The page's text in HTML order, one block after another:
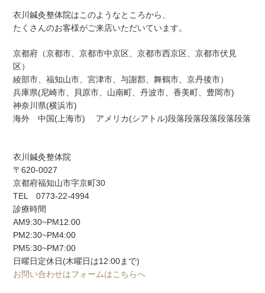
衣川鍼灸整体院はこのようなところから、
たくさんのお客様がご来店いただいています。
京都府（京都市、京都市中京区、京都市西京区、京都市伏見
区）
綾部市、福知山市、宮津市、与謝郡、舞鶴市、京丹後市）
兵庫県(尼崎市、貝原市、山南町、丹波市、香美町、豊岡市)
神奈川県(横浜市)
海外 中国(上海市) アメリカ(シアトル)段落段落段落段落段落
衣川鍼灸整体院
〒620-0027
京都府福知山市字京町30
TEL 0773-22-4994
診療時間
AM9:30~PM12:00
PM2:30~PM4:00
PM5:30~PM7:00
日曜日定休日(木曜日は12:00まで)
お問い合わせはフォームはこちらへ